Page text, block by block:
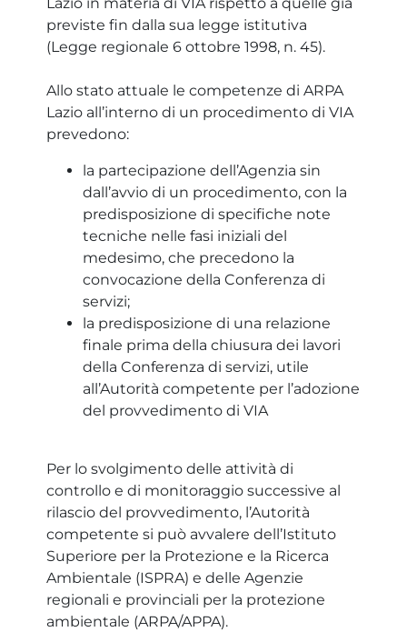
previste fin dalla sua legge istitutiva
(Legge regionale 6 ottobre 1998, n. 45).
Allo stato attuale le competenze di ARPA
Lazio all’interno di un procedimento di VIA
prevedono:
la partecipazione dell’Agenzia sin
dall’avvio di un procedimento, con la
predisposizione di specifiche note
tecniche nelle fasi iniziali del
medesimo, che precedono la
convocazione della Conferenza di
servizi;
la predisposizione di una relazione
finale prima della chiusura dei lavori
della Conferenza di servizi, utile
all’Autorità competente per l’adozione
del provvedimento di VIA
Per lo svolgimento delle attività di
controllo e di monitoraggio successive al
rilascio del provvedimento, l’Autorità
competente si può avvalere dell’Istituto
Superiore per la Protezione e la Ricerca
Ambientale (ISPRA) e delle Agenzie
regionali e provinciali per la protezione
ambientale (ARPA/APPA).